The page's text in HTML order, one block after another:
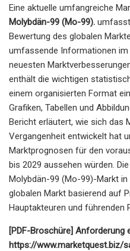
Eine aktuelle umfangreiche
Molybdän-99 (Mo-99).
Bewertung des globalen
umfassende Informationen
neuesten
enthält die wichtigen
einem organisierten Format
Grafiken, Tabellen und
Bericht erläutert, wie sich das
Vergangenheit entwickelt hat
Marktprognosen für den
bis 2029 aussehen würden.
Molybdän-99 (Mo-99)-Markt
globalen Markt basierend auf
Hauptakteuren und führenden
[PDF-Broschüre] Anforderung
https://www.marketquest.biz/